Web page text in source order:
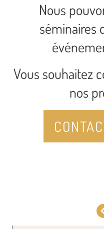
Nous
séminaires
Vous souhaitez
nos